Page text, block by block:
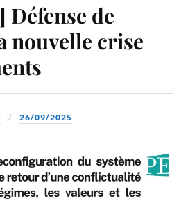
Défense de
nouvelle crise
26/09/2025